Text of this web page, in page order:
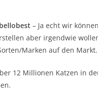
– Ja echt wir
aber irgendwie
Marken auf den Markt.
12 Millionen Katzen in